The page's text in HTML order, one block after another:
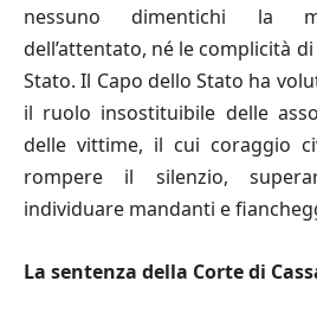
nessuno dimentichi la
dell’attentato, né le complicità
Stato. Il Capo dello Stato ha
il ruolo insostituibile delle
delle vittime, il cui coraggio
rompere il silenzio,
individuare mandanti e
La sentenza della Corte di